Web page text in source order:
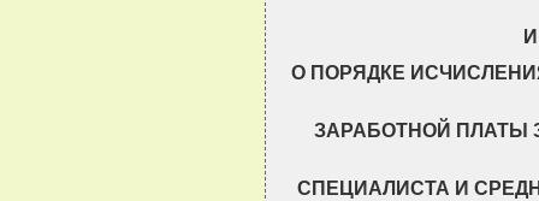
О ПОРЯДКЕ
ЗАРАБОТНОЙ ПЛАТЫ
СПЕЦИАЛИСТА И